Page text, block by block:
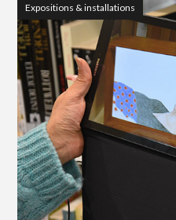
Expositions & installations